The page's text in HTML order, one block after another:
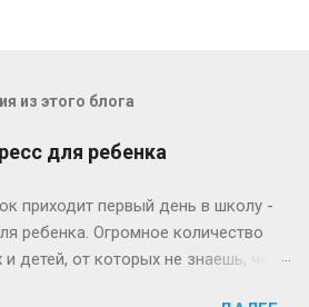
из этого блога
для ребенка
приходит первый день в школу -
ребенка. Огромное количество
детей, от которых не знаешь, чего